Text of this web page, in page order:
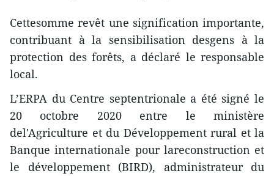
Cettesomme revêt une signification importante,
contribuant à la sensibilisation desgens à la
protection des forêts, a déclaré le responsable
local.
L’ERPA du Centre septentrionale a été signé le
20 octobre 2020 entre le ministère
del'Agriculture et du Développement rural et la
Banque internationale pour lareconstruction et
le développement (BIRD), administrateur du